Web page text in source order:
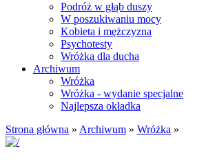
Podróż w głąb duszy
W poszukiwaniu mocy
Kobieta i mężczyzna
Psychotesty
Wróżka dla ducha
Archiwum
Wróżka
Wróżka - wydanie specjalne
Najlepsza okładka
Strona główna » Archiwum » Wróżka »